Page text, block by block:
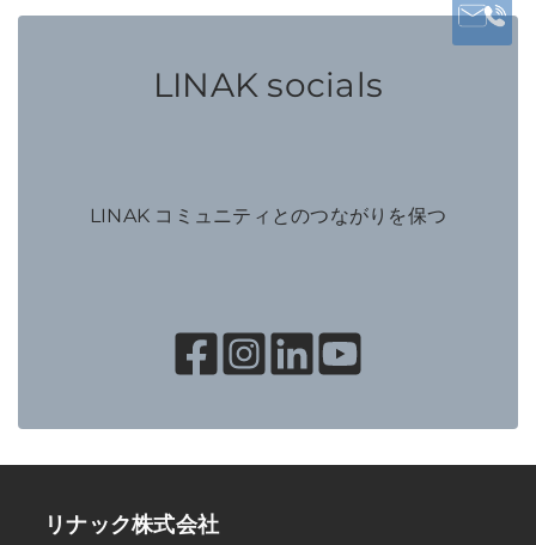
LINAK socials
LINAK コミュニティとのつながりを保つ
リナック株式会社